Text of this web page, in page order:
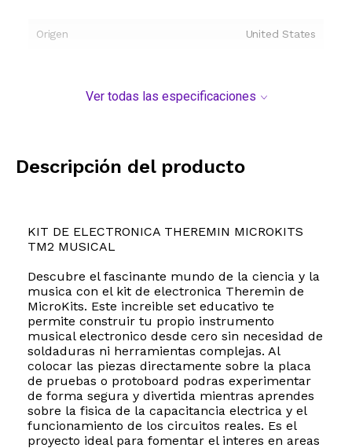
Origen United States
Ver todas las especificaciones
Descripción del producto
KIT DE ELECTRONICA THEREMIN MICROKITS
TM2 MUSICAL
Descubre el fascinante mundo de la ciencia y la
musica con el kit de electronica Theremin de
MicroKits. Este increible set educativo te
permite construir tu propio instrumento
musical electronico desde cero sin necesidad de
soldaduras ni herramientas complejas. Al
colocar las piezas directamente sobre la placa
de pruebas o protoboard podras experimentar
de forma segura y divertida mientras aprendes
sobre la fisica de la capacitancia electrica y el
funcionamiento de los circuitos reales. Es el
proyecto ideal para fomentar el interes en areas